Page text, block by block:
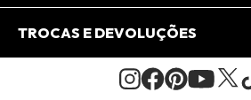
Journal
Minha Conta
Pedido de Presente
TROCAS E DEVOLUÇÕES
Condições Gerais